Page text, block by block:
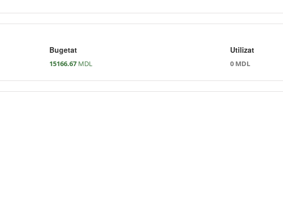
Bugetat Utilizat
15166.67 MDL 0 MDL